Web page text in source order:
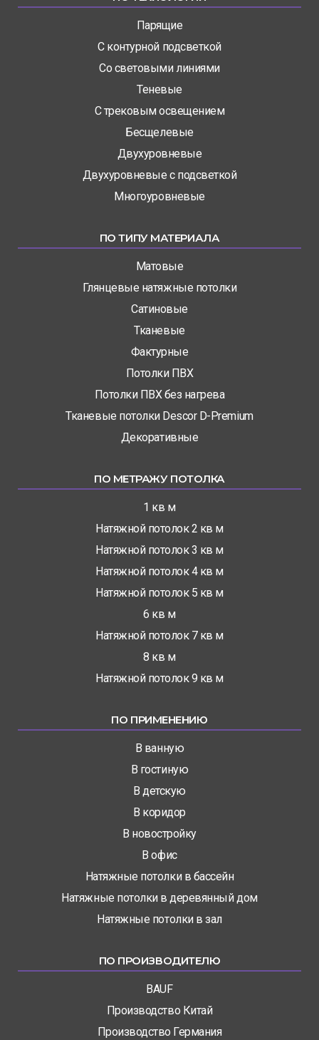
Парящие
С контурной подсветкой
Со световыми линиями
Теневые
С трековым освещением
Бесщелевые
Двухуровневые
Двухуровневые с подсветкой
Многоуровневые
ПО ТИПУ МАТЕРИАЛА
Матовые
Глянцевые натяжные потолки
Сатиновые
Тканевые
Фактурные
Потолки ПВХ
Потолки ПВХ без нагрева
Тканевые потолки Descor D-Premium
Декоративные
ПО МЕТРАЖУ ПОТОЛКА
1 кв м
Натяжной потолок 2 кв м
Натяжной потолок 3 кв м
Натяжной потолок 4 кв м
Натяжной потолок 5 кв м
6 кв м
Натяжной потолок 7 кв м
8 кв м
Натяжной потолок 9 кв м
ПО ПРИМЕНЕНИЮ
В ванную
В гостиную
В детскую
В коридор
В новостройку
В офис
Натяжные потолки в бассейн
Натяжные потолки в деревянный дом
Натяжные потолки в зал
ПО ПРОИЗВОДИТЕЛЮ
BAUF
Производство Китай
Производство Германия